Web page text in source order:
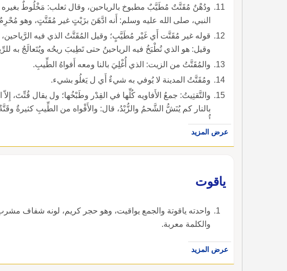
ودُهْنٌ مُقَتَّتٌ مُطَيَّبٌ مطبوخ بالرياحين، وقال ثعلب: مَخْلُوطٌ
النبي، صلى الله عليه وسلم: أَنه ادَّهَنَ بزَيْتٍ غير مُقَتَّتٍ، وهو
قوله غير مُقَتَّت أَي غَيْر مُطَيَّبٍ؛ وقيل المُقَتَّتُ الذي فيه
وقيل: هو الذي تُطْبَخُ فيه الرياحينُ حتى تَطِيبَ ريحُه ويُتَعالَجُ به
والمُقَتَّتُ من الزيت: الذي أُغْلِيَ بالنا ومعه أَفواهُ الطِّيبِ.
ومُقَتَّتُ المدينة لا يُوفي به شيءٌ أَي ل يَغلُو بشيء.
والتَّقتِيتُ: جمعُ الأَفاويه كُلِّها في القِدْر وطَبْخُها؛ ول يقال قُتِّتَ،
بالنار كم يُنَشُّ الشَّحمُ والزُّبْدُ، قال: والأَفْواه من الطِّيبِ كثيرةٌ
أُمه.
عرض المزيد
ياقوت
واحدته ياقوتة والجمع يواقيت، وهو حجر كريم، لونه شفاف
والكلمة معربة.
عرض المزيد